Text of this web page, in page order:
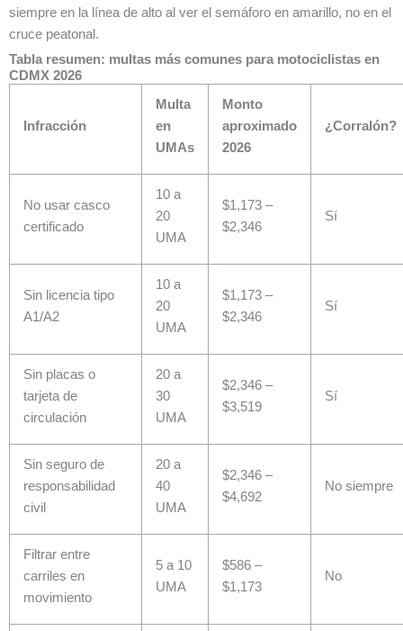
siempre en la línea de alto al ver el semáforo en amarillo, no en el
cruce peatonal.
Tabla resumen: multas más comunes para motociclistas en
CDMX 2026
Infracción
Multa
en
UMAs
Monto
aproximado
2026
¿Corralón?
No usar casco
certificado
10 a
20
UMA
$1,173 –
$2,346
Sí
Sin licencia tipo
A1/A2
10 a
20
UMA
$1,173 –
$2,346
Sí
Sin placas o
tarjeta de
circulación
20 a
30
UMA
$2,346 –
$3,519
Sí
Sin seguro de
responsabilidad
civil
20 a
40
UMA
$2,346 –
$4,692
No siempre
Filtrar entre
carriles en
movimiento
5 a 10
UMA
$586 –
$1,173
No